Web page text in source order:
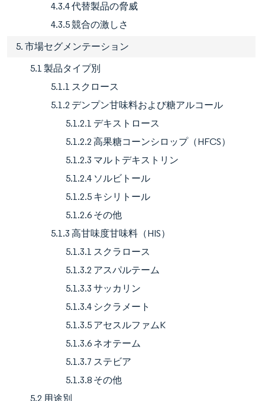
4.3.4 代替製品の脅威
4.3.5 競合の激しさ
5. 市場セグメンテーション
5.1 製品タイプ別
5.1.1 スクロース
5.1.2 デンプン甘味料および糖アルコール
5.1.2.1 デキストロース
5.1.2.2 高果糖コーンシロップ（HFCS）
5.1.2.3 マルトデキストリン
5.1.2.4 ソルビトール
5.1.2.5 キシリトール
5.1.2.6 その他
5.1.3 高甘味度甘味料（HIS）
5.1.3.1 スクラロース
5.1.3.2 アスパルテーム
5.1.3.3 サッカリン
5.1.3.4 シクラメート
5.1.3.5 アセスルファムK
5.1.3.6 ネオテーム
5.1.3.7 ステビア
5.1.3.8 その他
5.2 用途別